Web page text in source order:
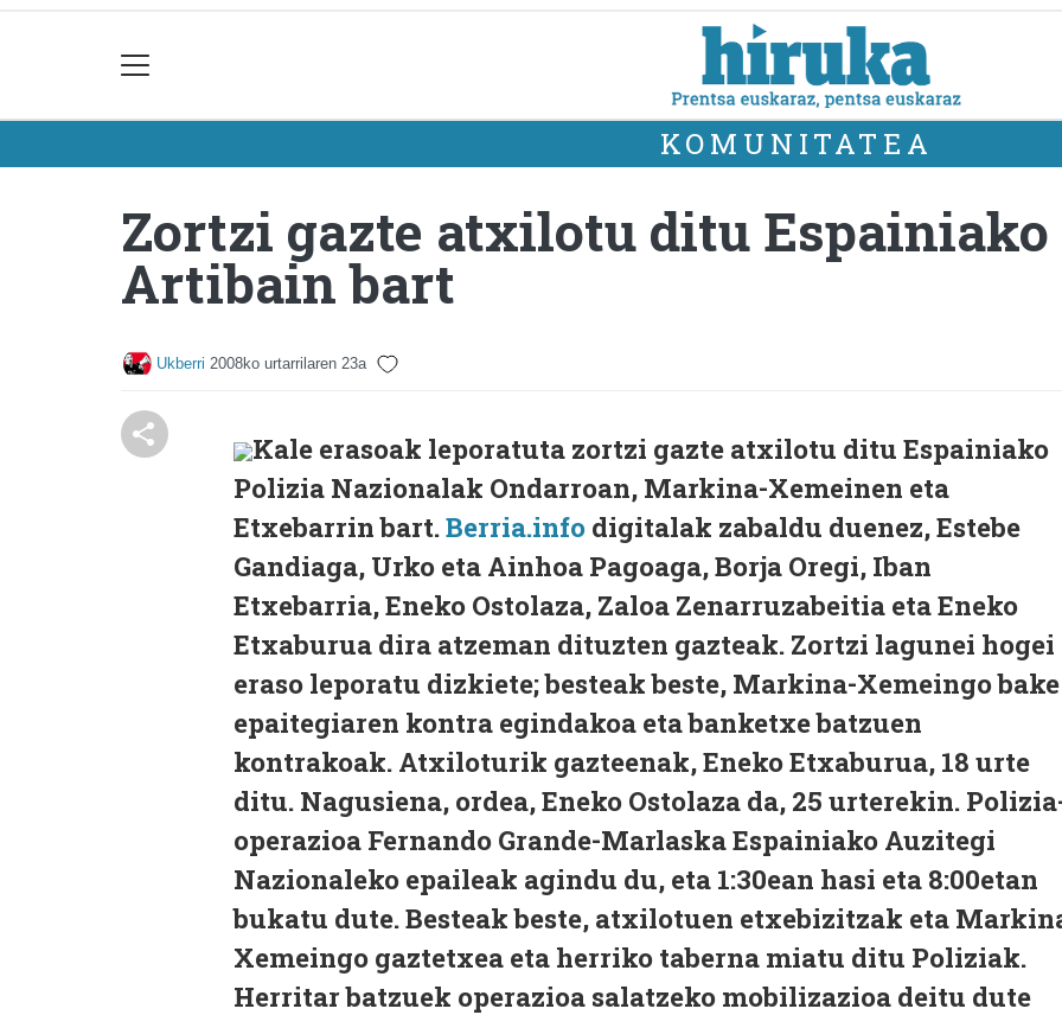
KOMUNITATEA
Zortzi gazte atxilotu ditu
Artibain bart
Ukberri 2008ko urtarrilaren 23a
Kale erasoak leporatuta zortzi gazte atxilotu ditu Espainiako
Polizia Nazionalak Ondarroan, Markina-Xemeinen eta
Etxebarrin bart.Berria.info digitalak zabaldu duenez, Estebe
Gandiaga, Urko eta Ainhoa Pagoaga, Borja Oregi, Iban
Etxebarria, Eneko Ostolaza, Zaloa Zenarruzabeitia eta Eneko
Etxaburua dira atzeman dituzten gazteak. Zortzi lagunei hogei
eraso leporatu dizkiete; besteak beste, Markina-Xemeingo bake
epaitegiaren kontra egindakoa eta banketxe batzuen
kontrakoak. Atxiloturik gazteenak, Eneko Etxaburua, 18 urte
ditu. Nagusiena, ordea, Eneko Ostolaza da, 25 urterekin.
operazioa Fernando Grande-Marlaska Espainiako Auzitegi
Nazionaleko epaileak agindu du, eta 1:30ean hasi eta 8:00etan
bukatu dute. Besteak beste, atxilotuen etxebizitzak eta
Xemeingo gaztetxea eta herriko taberna miatu ditu Poliziak.
Herritar batzuek operazioa salatzeko mobilizazioa deitu dute